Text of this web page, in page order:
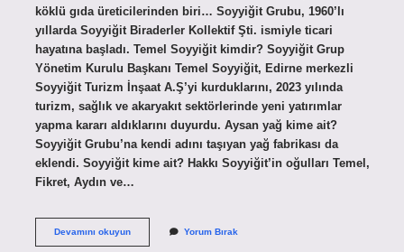
köklü gıda üreticilerinden biri… Soyyiğit Grubu, 1960’lı
yıllarda Soyyiğit Biraderler Kollektif Şti. ismiyle ticari
hayatına başladı. Temel Soyyiğit kimdir? Soyyiğit Grup
Yönetim Kurulu Başkanı Temel Soyyiğit, Edirne merkezli
Soyyiğit Turizm İnşaat A.Ş’yi kurduklarını, 2023 yılında
turizm, sağlık ve akaryakıt sektörlerinde yeni yatırımlar
yapma kararı aldıklarını duyurdu. Aysan yağ kime ait?
Soyyiğit Grubu’na kendi adını taşıyan yağ fabrikası da
eklendi. Soyyiğit kime ait? Hakkı Soyyiğit’in oğulları Temel,
Fikret, Aydın ve…
Devamını okuyunSoyyiğit
Yorum Bırak